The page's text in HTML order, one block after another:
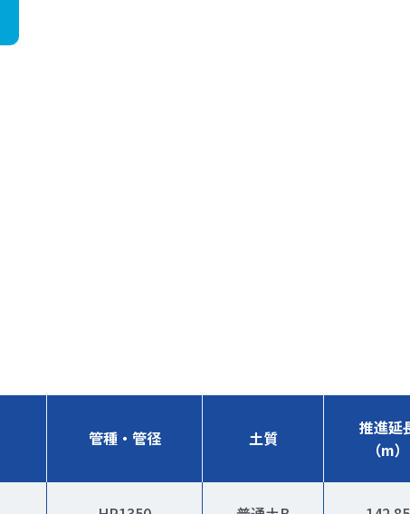
管種・管径 土質
推進延
（m）